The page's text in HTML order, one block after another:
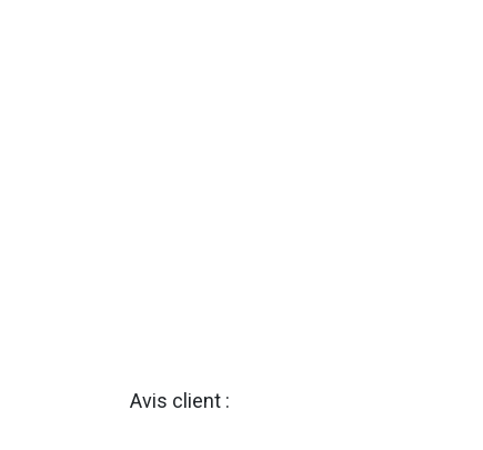
Avis client :